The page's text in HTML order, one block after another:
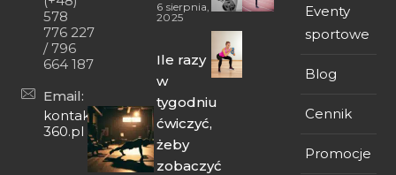
578
776 227
/ 796
664 187
Email:
kontakt@fit-
360.pl
6 sierpnia,
2025
Ile razy
w
tygodniu
ćwiczyć,
żeby
zobaczyć
Eventy
sportowe
Blog
Cennik
Promocje